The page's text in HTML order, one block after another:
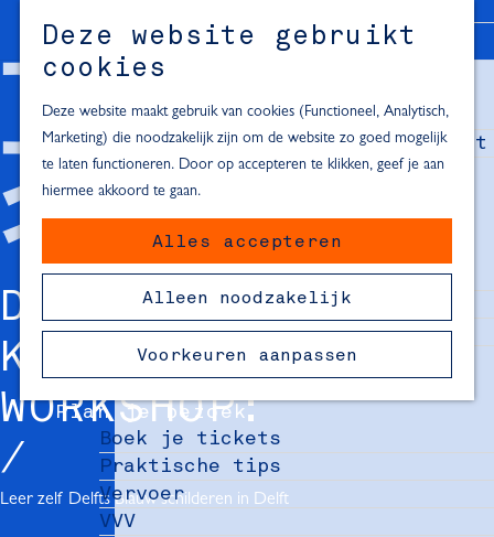
Deze website gebruikt
cookies
Deze website maakt gebruik van cookies (Functioneel, Analytisch,
Marketing) die noodzakelijk zijn om de website zo goed mogelijk
te laten functioneren. Door op accepteren te klikken, geef je aan
hiermee akkoord te gaan.
Alles accepteren
Alleen noodzakelijk
Voorkeuren aanpassen
M
e
n
u
Inspiratie voor een dagje Delft
Dagje naar het strand
Fietsen in de omgeving van Delft
Must-see attracties in de buurt
van Delft
Blijven slapen
24 uur in Delft
48 uur in Delft
72 uur in Delft
Overnachtingslocaties in Delft
Plan je bezoek
Boek je tickets
Praktische tips
Vervoer
VVV
DELFTS BLAUW
KERAMIEK
WORKSHOP:
Leer zelf Delfts Blauw schilderen in Delft